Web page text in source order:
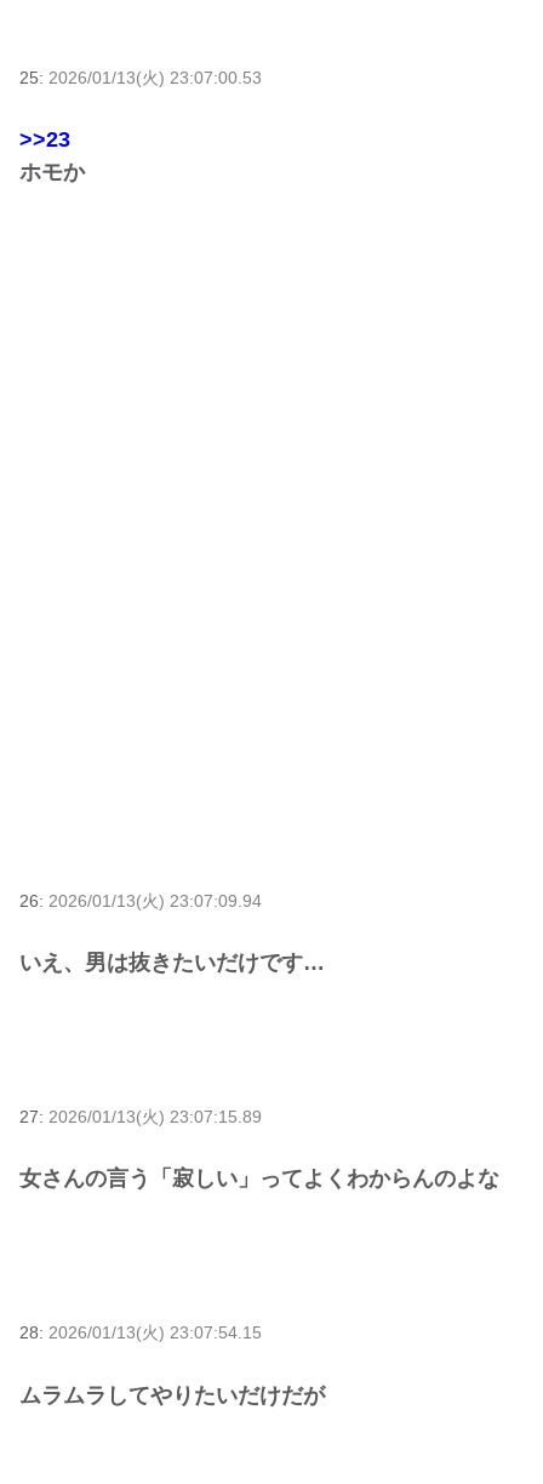
25: 2026/01/13(火) 23:07:00.53
>>23
ホモか
26: 2026/01/13(火) 23:07:09.94
いえ、男は抜きたいだけです…
27: 2026/01/13(火) 23:07:15.89
女さんの言う「寂しい」ってよくわからんのよな
28: 2026/01/13(火) 23:07:54.15
ムラムラしてやりたいだけだが